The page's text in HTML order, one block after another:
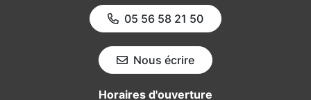
05 56 58 21 50
Nous écrire
Horaires d'ouverture